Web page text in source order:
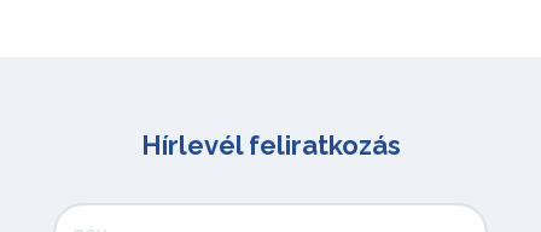
Hírlevél feliratkozás